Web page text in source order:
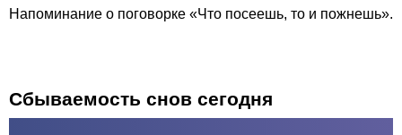
Напоминание о поговорке «Что посеешь, то и пожнешь».
Сбываемость снов сегодня